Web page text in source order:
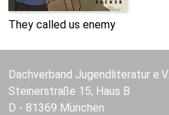
They called us enemy
Dachverband Jugendliteratur e.V.
Steinerstraße 15, Haus B
D - 81369 München